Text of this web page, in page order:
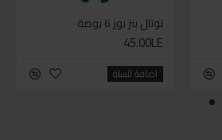
700.00LE
اضافة للسلة
توتال بنز بوز 6 بوصة
45.00LE
اضافة للسلة